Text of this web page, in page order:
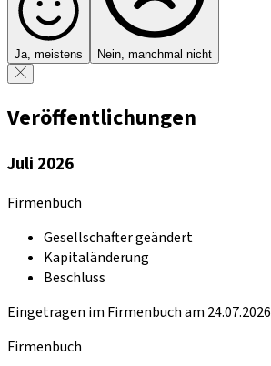
Ja, meistens Nein, manchmal nicht
Veröffentlichungen
Juli 2026
Firmenbuch
Gesellschafter geändert
Kapitaländerung
Beschluss
Eingetragen im Firmenbuch am 24.07.2026
Firmenbuch